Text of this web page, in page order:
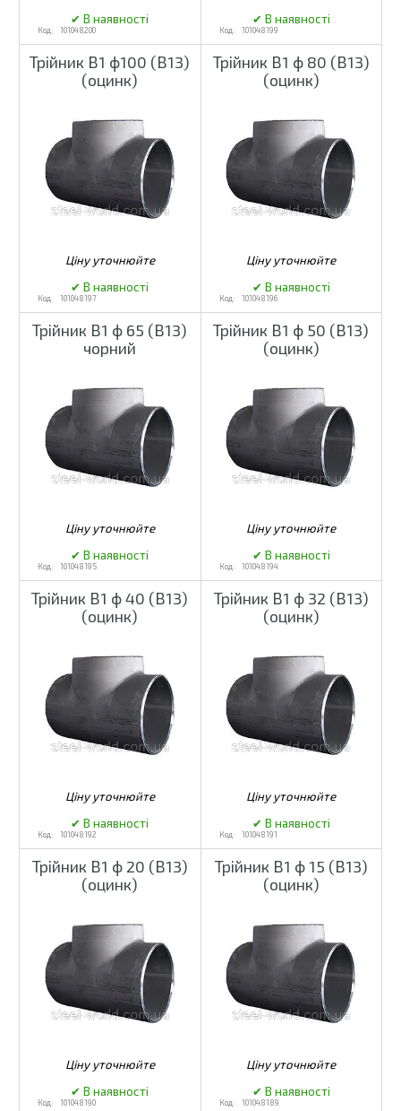
101048200 101048199
Трійник В1 ф100 (В13)
(оцинк)
101048197
Трійник В1 ф 80 (В13)
(оцинк)
101048196
Трійник В1 ф 65 (В13)
чорний
101048195
Трійник В1 ф 50 (В13)
(оцинк)
101048194
Трійник В1 ф 40 (В13)
(оцинк)
101048192
Трійник В1 ф 32 (В13)
(оцинк)
101048191
Трійник В1 ф 20 (В13)
(оцинк)
101048190
Трійник В1 ф 15 (В13)
(оцинк)
101048189